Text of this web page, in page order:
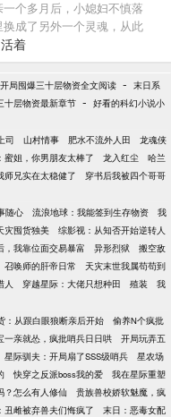
个多月后，小媳妇不慎落
成了另外一个灵魂，从此
跳的生活。
着
局囤爆三十层物资全文阅读 - 末日系
十层物资最新章节 - 好看的科幻小说小
司 山村情事 肥水不流外人田
龙魂侠
蜜姐，你男朋友太棒了 龙入红尘
哈兰
师兄实在太稳健了
穿书后我被四个哥哥
随心 流浪地球：我能签到生存物资
我
灾囤货独美
综影视：从知否开始逆转人
，我靠位面交易暴富 异形烈狱
搬空敌
召唤师的肝帝日常
天灾末世我属苟苟到
人 穿越星际：大佬只想种田 殖装
我
：从跟白眼狼断亲后开始
偷养N个疯批
一亲就怂，疯批哨兵日日哄
开局玩弄五
星际驯夫：开局扇了SSS级哨兵
星农场
快穿之反派boss我的爱
我在星际重塑
？怎么有人修仙
贵族兽校娇软魅魔，疯
丑雌被弃兽夫们悔疯了
末日：恶毒女配